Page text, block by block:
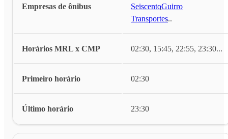
Empresas de ônibus
Seiscento,Guirro
Transportes...
Horários MRL x CMP 02:30, 15:45, 22:55, 23:30...
Primeiro horário 02:30
Último horário 23:30